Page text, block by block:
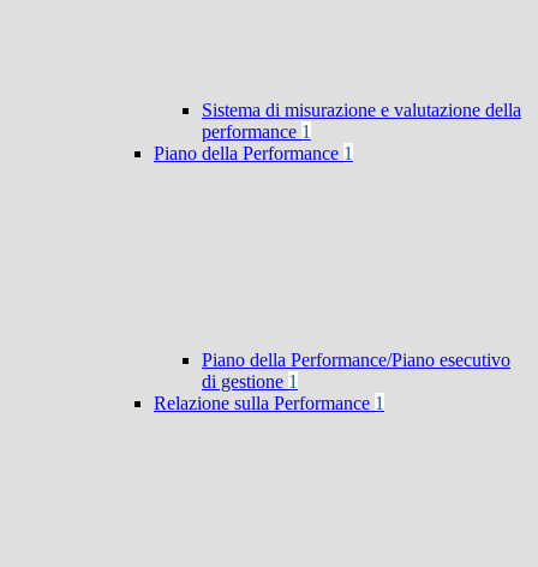
Sistema di misurazione e valutazione della
performance 1
Piano della Performance 1
Piano della Performance/Piano esecutivo
di gestione 1
Relazione sulla Performance 1